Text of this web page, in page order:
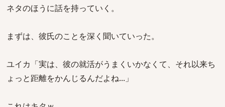
ネタのほうに話を持っていく。
まずは、彼氏のことを深く聞いていった。
ユイカ「実は、彼の就活がうまくいかなくて、それ以来ち
ょっと距離をかんじるんだよね...」